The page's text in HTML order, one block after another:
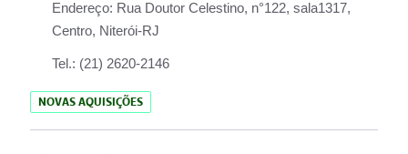
Endereço: Rua Doutor Celestino, n°122, sala1317,
Centro, Niterói-RJ
Tel.: (21) 2620-2146
NOVAS AQUISIÇÕES